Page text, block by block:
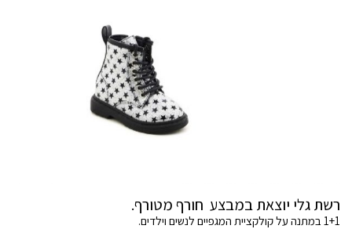
רשת גלי יוצאת במבצע חורף מטורף.
1+1 במתנה על קולקציית המגפיים לנשים וילדים.